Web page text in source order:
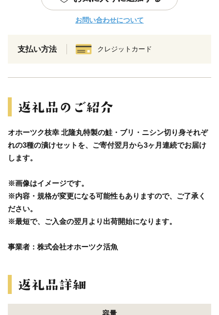
お問い合わせについて
支払い方法 クレジットカード
オホーツク枝幸 北隆丸特製の鮭・ブリ・ニシン切り身それぞ
れの3種の漬けセットを、ご寄付翌月から3ヶ月連続でお届け
します。
※画像はイメージです。
※内容・規格が変更になる可能性もありますので、ご了承く
ださい。
※最短で、ご入金の翌月より出荷開始になります。
事業者：株式会社オホーツク活魚
容量